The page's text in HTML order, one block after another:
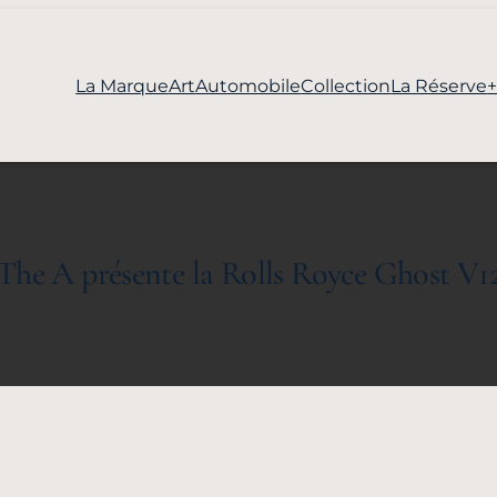
La MarqueArtAutomobileCollectionLa Réserve+
A présente la Rolls Royce Ghost